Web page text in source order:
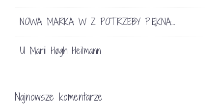
NOWA MARKA W Z POTRZEBY PIĘKNA…
U Marii Høgh Heilmann
Najnowsze komentarze